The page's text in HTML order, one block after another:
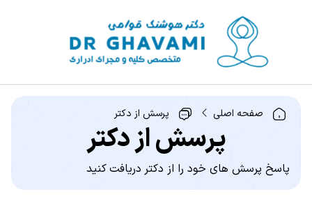
صفحه اصلی پرسش از دکتر
پرسش از دکتر
پاسخ پرسش های خود را از دکتر دریافت کنید